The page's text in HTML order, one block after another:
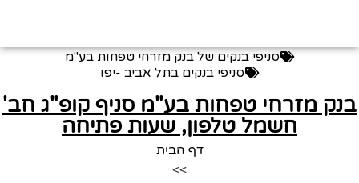
סניפי בנקים של בנק מזרחי טפחות בע"מ
סניפי בנקים בתל אביב -יפו
מזרחי טפחות בע"מ סניף קופ"ג חב'
חשמל טלפון, שעות פתיחה
דף הבית
>>